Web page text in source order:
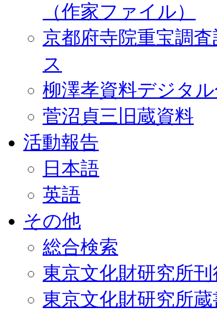
（作家ファイル）
京都府寺院重宝調
ス
柳澤孝資料デジタ
菅沼貞三旧蔵資料
活動報告
日本語
英語
その他
総合検索
東京文化財研究所
東京文化財研究所